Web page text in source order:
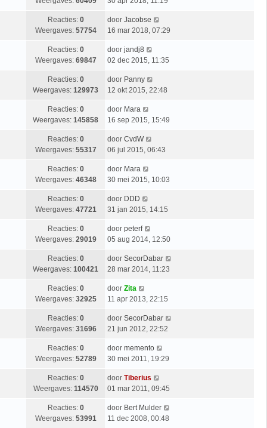
Reacties: 0
Weergaves: 57754
door Jacobse
16 mar 2018, 07:29
Reacties: 0
Weergaves: 69847
door jandj8
02 dec 2015, 11:35
Reacties: 0
Weergaves: 129973
door Panny
12 okt 2015, 22:48
Reacties: 0
Weergaves: 145858
door Mara
16 sep 2015, 15:49
Reacties: 0
Weergaves: 55317
door CvdW
06 jul 2015, 06:43
Reacties: 0
Weergaves: 46348
door Mara
30 mei 2015, 10:03
Reacties: 0
Weergaves: 47721
door DDD
31 jan 2015, 14:15
Reacties: 0
Weergaves: 29019
door peterf
05 aug 2014, 12:50
Reacties: 0
Weergaves: 100421
door SecorDabar
28 mar 2014, 11:23
Reacties: 0
Weergaves: 32925
door Zita
11 apr 2013, 22:15
Reacties: 0
Weergaves: 31696
door SecorDabar
21 jun 2012, 22:52
Reacties: 0
Weergaves: 52789
door memento
30 mei 2011, 19:29
Reacties: 0
Weergaves: 114570
door Tiberius
01 mar 2011, 09:45
Reacties: 0
Weergaves: 53991
door Bert Mulder
11 dec 2008, 00:48